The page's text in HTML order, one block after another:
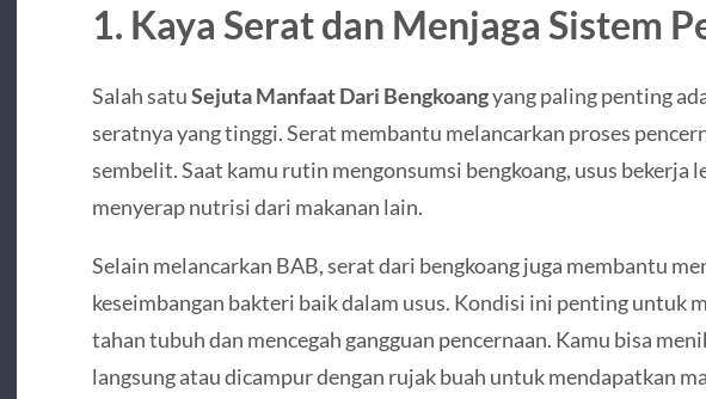
1. Kaya Serat dan Menjaga Sistem
Salah satuSejuta Manfaat Dari Bengkoangyang paling penting
seratnya yang tinggi. Serat membantu melancarkan proses
sembelit. Saat kamu rutin mengonsumsi bengkoang, usus bekerja
menyerap nutrisi dari makanan lain.
Selain melancarkan BAB, serat dari bengkoang juga membantu
keseimbangan bakteri baik dalam usus. Kondisi ini penting untuk
tahan tubuh dan mencegah gangguan pencernaan. Kamu bisa
langsung atau dicampur dengan rujak buah untuk mendapatkan